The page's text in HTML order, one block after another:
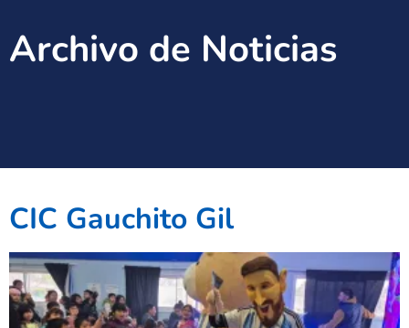
Archivo de Noticias
CIC Gauchito Gil